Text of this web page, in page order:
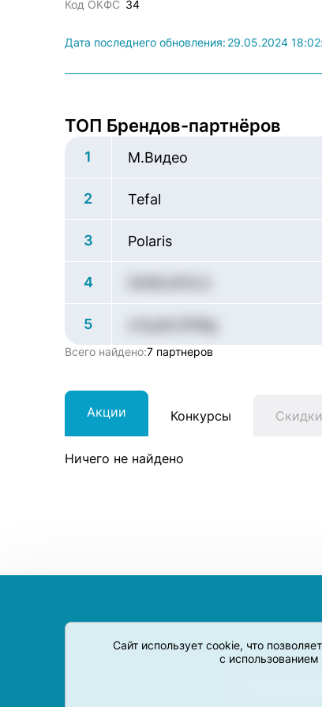
Сайт использует cookie, что
с
Код ОКФС 34
Дата последнего обновления: 29.05.2024
ТОП Брендов-партнёров
1 М.Видео
2 Tefal
3 Polaris
4
5
Всего найдено:7 партнеров
Акции Конкурсы Скидки
Ничего не найдено
Сервис-